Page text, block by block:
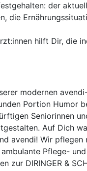
der
die
hilft Dir, die
modernen
Portion Humor
Seniorinnen
Auf Dich
avendi! Wir pflegen
Pflege- und
zur DIRINGER &